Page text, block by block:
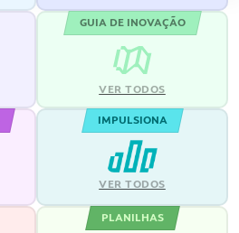
GUIA DE INOVAÇÃO
VER TODOS
IMPULSIONA
VER TODOS
PLANILHAS